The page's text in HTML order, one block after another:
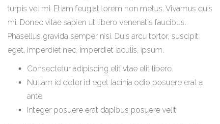
turpis vel mi. Etiam feugiat lorem non metus. Vivamus quis
mi. Donec vitae sapien ut libero venenatis faucibus.
Phasellus gravida semper nisi. Duis arcu tortor, suscipit
eget, imperdiet nec, imperdiet iaculis, ipsum.
Consectetur adipiscing elit vtae elit libero
Nullam id dolor id eget lacinia odio posuere erat a
ante
Integer posuere erat dapibus posuere velit